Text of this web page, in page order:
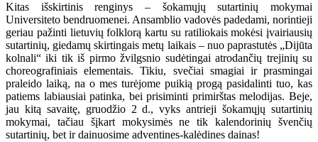
Kitas išskirtinis renginys – šokamųjų sutartinių mokymai
Universiteto bendruomenei. Ansamblio vadovės padedami, norintieji
geriau pažinti lietuvių folklorą kartu su ratiliokais mokėsi įvairiausių
sutartinių, giedamų skirtingais metų laikais – nuo paprastutės „Dijūta
kolnali“ iki tik iš pirmo žvilgsnio sudėtingai atrodančių trejinių su
choreografiniais elementais. Tikiu, svečiai smagiai ir prasmingai
praleido laiką, na o mes turėjome puikią progą pasidalinti tuo, kas
patiems labiausiai patinka, bei prisiminti primirštas melodijas. Beje,
jau kitą savaitę, gruodžio 2 d., vyks antrieji šokamųjų sutartinių
mokymai, tačiau šįkart mokysimės ne tik kalendorinių švenčių
sutartinių, bet ir dainuosime adventines-kalėdines dainas!